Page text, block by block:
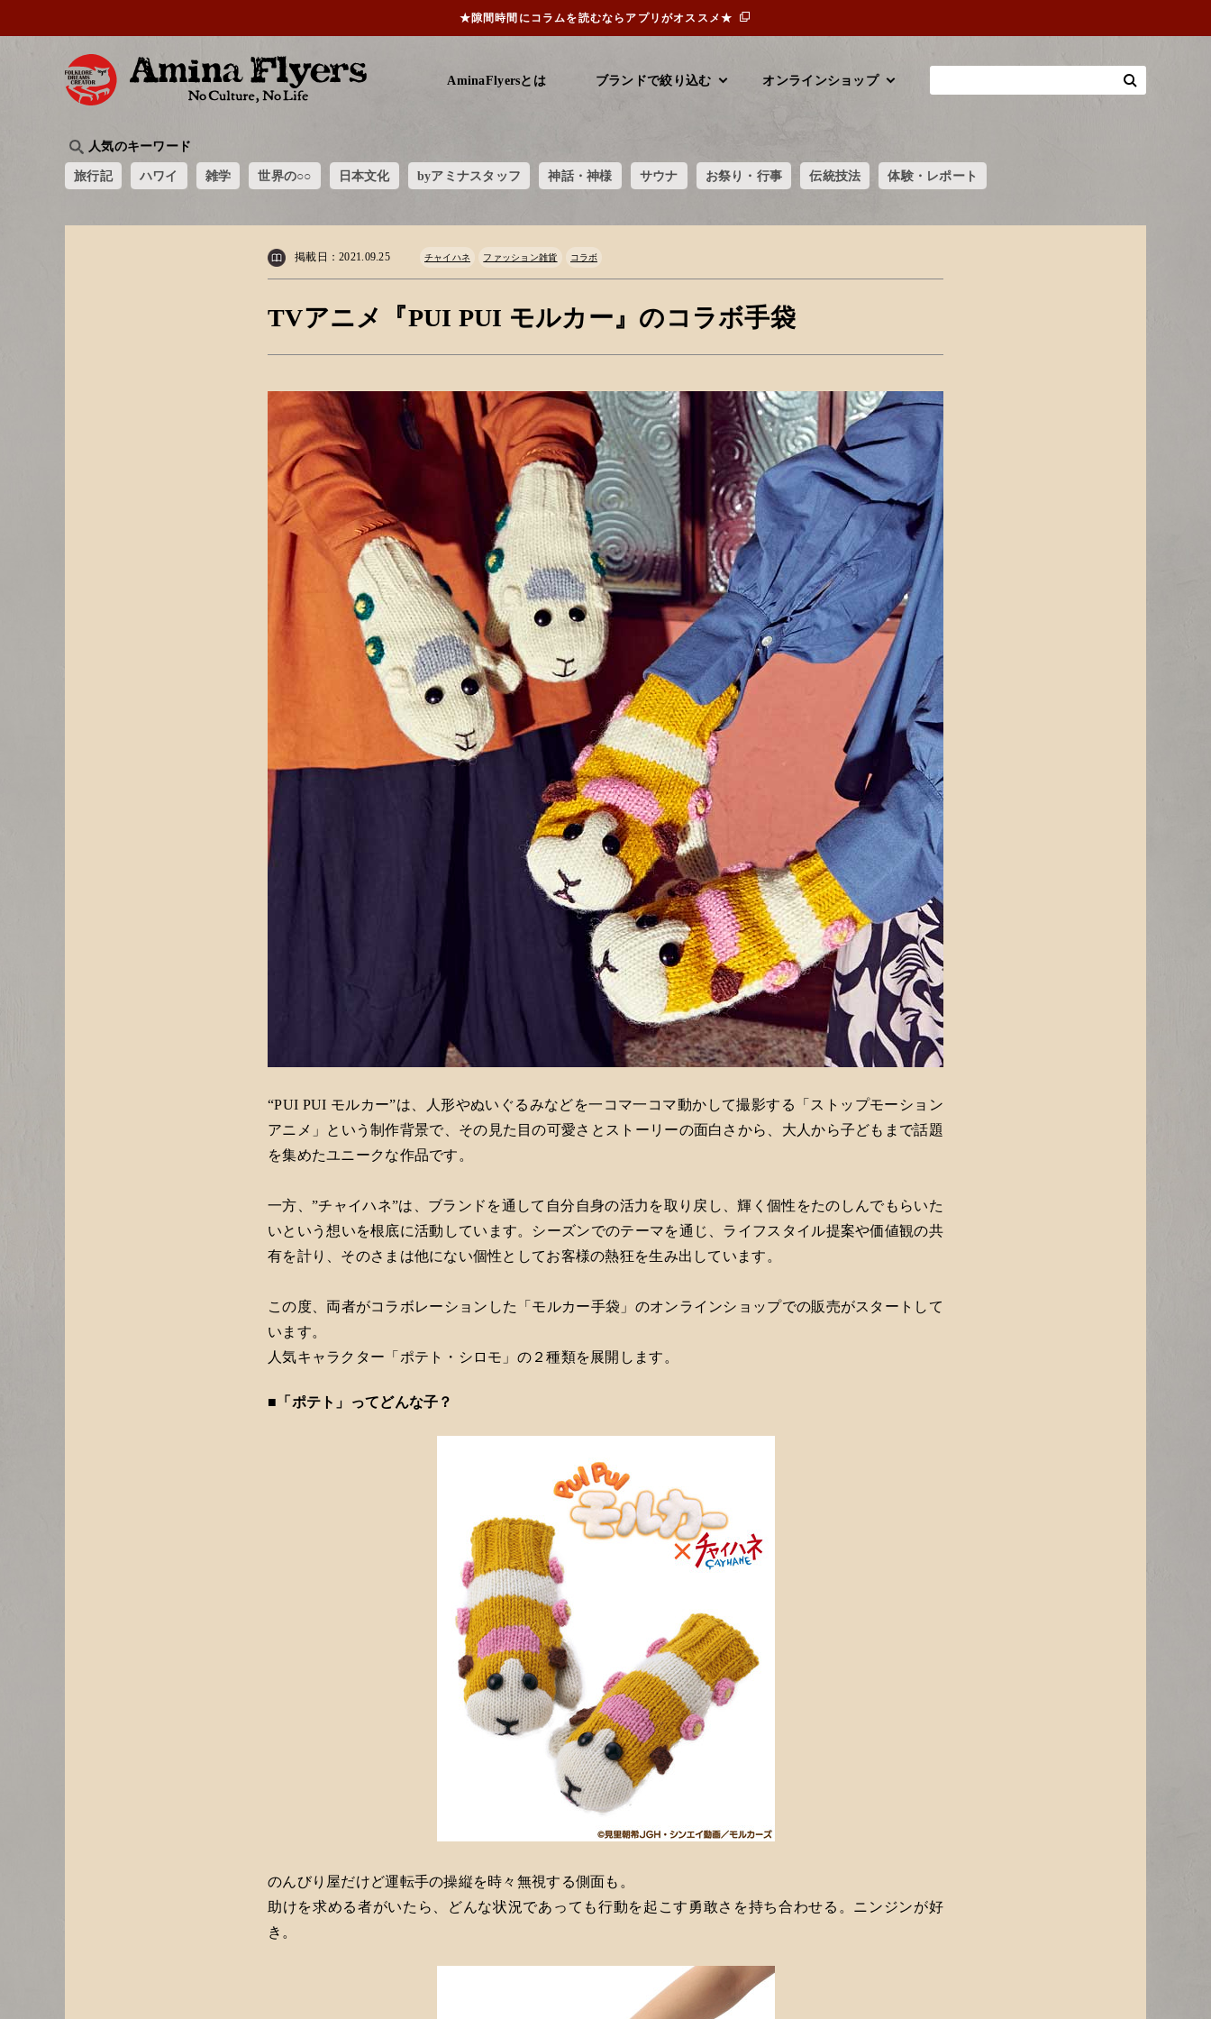
AminaFlyersとは ブランドで絞り込む オンラインショップ
人気のキーワード
旅行記 ハワイ 雑学 世界の○○ 日本文化 byアミナスタッフ 神話・神様 サウナ お祭り・行事 伝統技法 体験・レポート
★隙間時間にコラムを読むならアプリがオススメ★
掲載日：2021.09.25 チャイハネ ファッション雑貨 コラボ
TVアニメ『PUI PUI モルカー』のコラボ手袋
“PUI PUI モルカー”は、人形やぬいぐるみなどを一コマ一コマ動かして撮影する「ストップモーション
アニメ」という制作背景で、その見た目の可愛さとストーリーの面白さから、大人から子どもまで話題
を集めたユニークな作品です。
一方、”チャイハネ”は、ブランドを通して自分自身の活力を取り戻し、輝く個性をたのしんでもらいた
いという想いを根底に活動しています。シーズンでのテーマを通じ、ライフスタイル提案や価値観の共
有を計り、そのさまは他にない個性としてお客様の熱狂を生み出しています。
この度、両者がコラボレーションした「モルカー手袋」のオンラインショップでの販売がスタートして
います。
人気キャラクター「ポテト・シロモ」の２種類を展開します。
■「ポテト」ってどんな子？
のんびり屋だけど運転手の操縦を時々無視する側面も。
助けを求める者がいたら、どんな状況であっても行動を起こす勇敢さを持ち合わせる。ニンジンが好
き。